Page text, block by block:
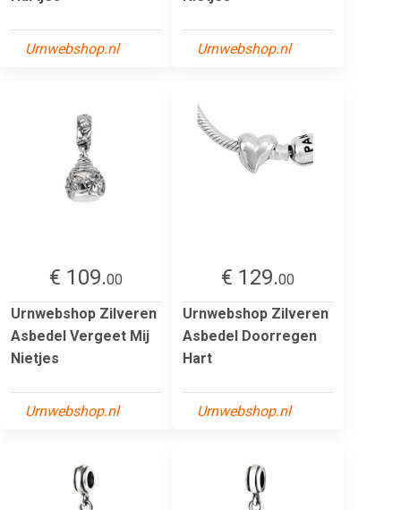
Urnwebshop.nl Urnwebshop.nl
€ 109.00
Urnwebshop Zilveren
Asbedel Vergeet Mij
Nietjes
Urnwebshop.nl
€ 129.00
Urnwebshop Zilveren
Asbedel Doorregen
Hart
Urnwebshop.nl